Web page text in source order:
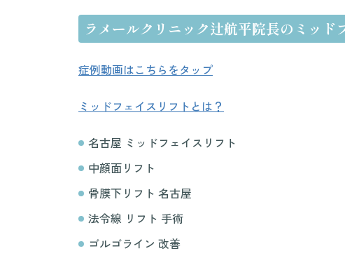
ラメールクリニック辻航平院長のミッド
症例動画はこちらをタップ
ミッドフェイスリフトとは？
名古屋 ミッドフェイスリフト
中顔面リフト
骨膜下リフト 名古屋
法令線 リフト 手術
ゴルゴライン 改善